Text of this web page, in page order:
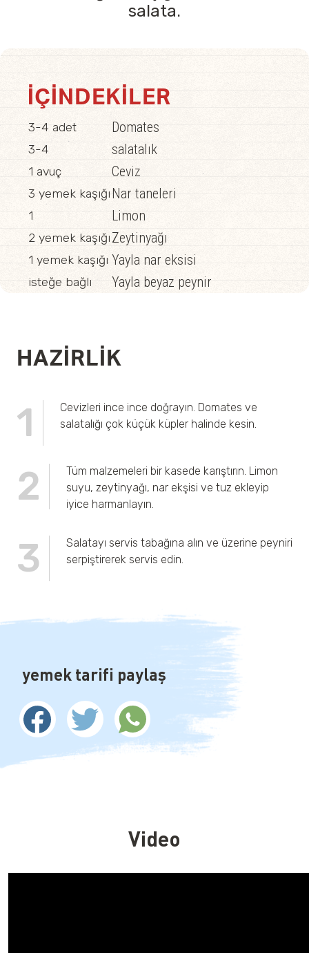
salata.
İÇINDEKILER
3-4 adet Domates
3-4 salatalık
1 avuç Ceviz
3 yemek kaşığı Nar taneleri
1 Limon
2 yemek kaşığı Zeytinyağı
1 yemek kaşığı Yayla nar eksisi
isteğe bağlı Yayla beyaz peynir
HAZIRLIK
1
Cevizleri ince ince doğrayın. Domates ve
salatalığı çok küçük küpler halinde kesin.
2
Tüm malzemeleri bir kasede karıştırın. Limon
suyu, zeytinyağı, nar ekşisi ve tuz ekleyip
iyice harmanlayın.
3
Salatayı servis tabağına alın ve üzerine peyniri
serpiştirerek servis edin.
yemek tarifi paylaş
Video